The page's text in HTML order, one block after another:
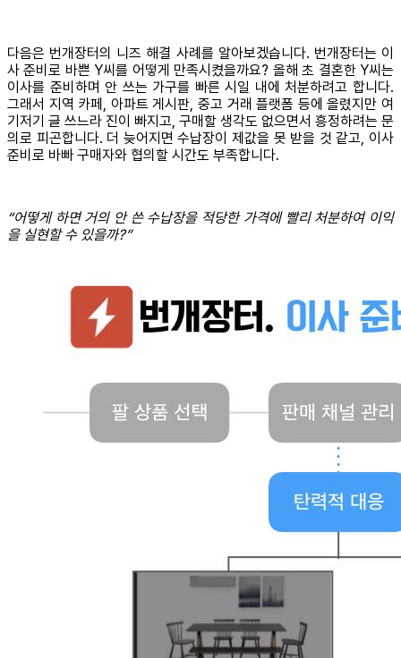
다음은 번개장터의 니즈 해결 사례를 알아보겠습니다. 번개장터는 이
사 준비로 바쁜 Y씨를 어떻게 만족시켰을까요? 올해 초 결혼한 Y씨는
이사를 준비하며 안 쓰는 가구를 빠른 시일 내에 처분하려고 합니다.
그래서 지역 카페, 아파트 게시판, 중고 거래 플랫폼 등에 올렸지만 여
기저기 글 쓰느라 진이 빠지고, 구매할 생각도 없으면서 흥정하려는 문
의로 피곤합니다. 더 늦어지면 수납장이 제값을 못 받을 것 같고, 이사
준비로 바빠 구매자와 협의할 시간도 부족합니다.
“어떻게 하면 거의 안 쓴 수납장을 적당한 가격에 빨리 처분하여 이익
을 실현할 수 있을까?”